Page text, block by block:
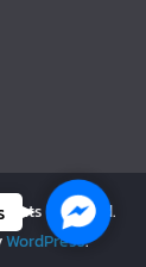
reserved.
WordPress.